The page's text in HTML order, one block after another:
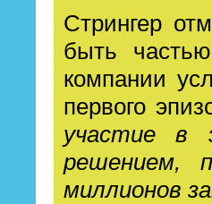
Стрингер
быть
компании
первого
участие в
решением,
миллионов